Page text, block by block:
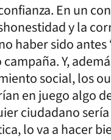
En un
y la
haber sido
Y,
social, los
en juego algo
ciudadano
lo va a hacer